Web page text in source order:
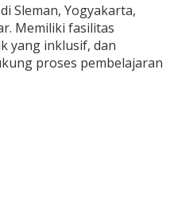
Sleman, Yogyakarta,
Memiliki fasilitas
yang inklusif, dan
proses pembelajaran